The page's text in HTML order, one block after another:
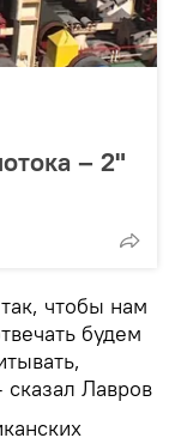
– 2"
чтобы нам
будем
Лавров